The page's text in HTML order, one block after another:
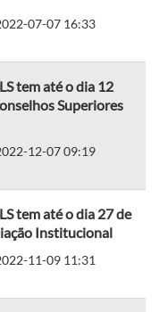
07-07 16:33
tem até o dia 12
Superiores
12-07 09:19
tem até o dia 27 de
Institucional
11-09 11:31